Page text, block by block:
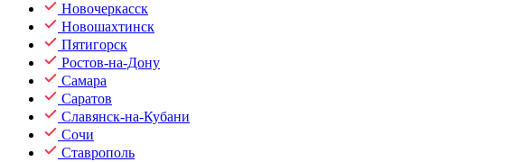
Новочеркасск
Новошахтинск
Пятигорск
Ростов-на-Дону
Самара
Саратов
Славянск-на-Кубани
Сочи
Ставрополь